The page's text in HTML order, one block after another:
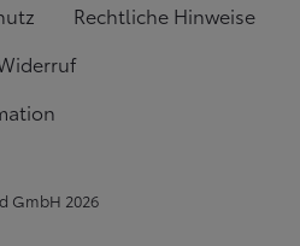
Rechtliche Hinweise
GmbH 2026